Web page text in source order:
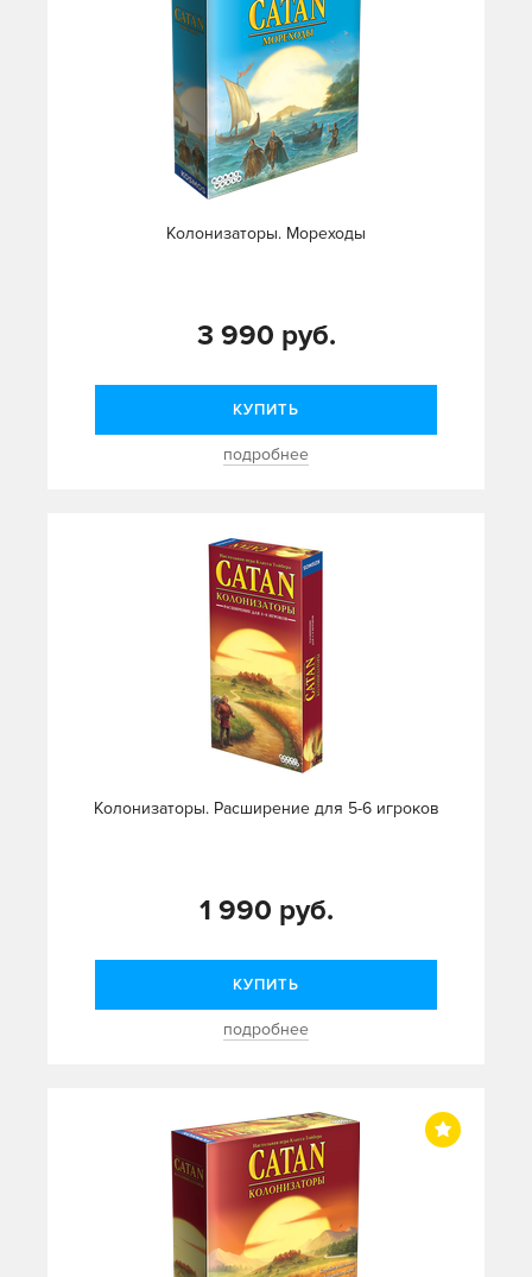
Колонизаторы. Мореходы
3 990 руб.
КУПИТЬ
подробнее
Колонизаторы. Расширение для 5-6 игроков
1 990 руб.
КУПИТЬ
подробнее